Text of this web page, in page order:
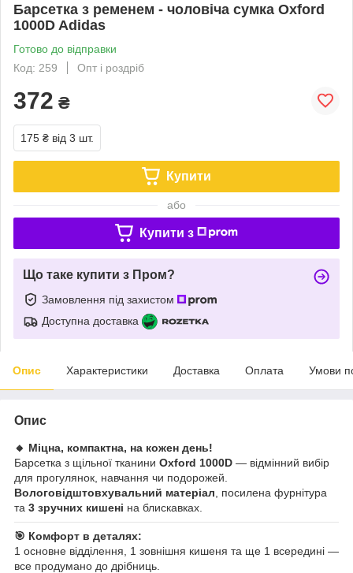
Барсетка з ременем - чоловіча сумка Oxford
1000D Adidas
Готово до відправки
Код: 259
Опт і роздріб
372 ₴
175 ₴ від 3 шт.
Купити
або
Купити з
Що таке купити з Пром?
Замовлення під захистом
Доступна доставка
Опис Характеристики Доставка Оплата Умови
Опис
🔸 Міцна, компактна, на кожен день!
Барсетка з щільної тканини Oxford 1000D — відмінний вибір
для прогулянок, навчання чи подорожей.
Вологовідштовхувальний матеріал , посилена фурнітура
та 3 зручних кишені на блискавках.
🎯 Комфорт в деталях:
1 основне відділення, 1 зовнішня кишеня та ще 1 всередині —
все продумано до дрібниць.